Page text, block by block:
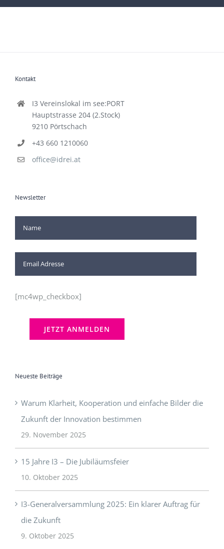
Kontakt
I3 Vereinslokal im see:PORT
Hauptstrasse 204 (2.Stock)
9210 Pörtschach
+43 660 1210060
office@idrei.at
Newsletter
[mc4wp_checkbox]
Neueste Beiträge
Warum Klarheit, Kooperation und einfache Bilder die
Zukunft der Innovation bestimmen
29. November 2025
15 Jahre I3 – Die Jubiläumsfeier
10. Oktober 2025
I3-Generalversammlung 2025: Ein klarer Auftrag für
die Zukunft
9. Oktober 2025